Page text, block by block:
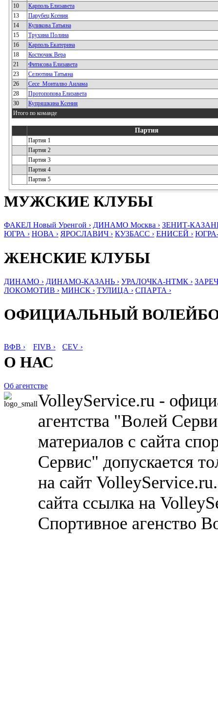
10
Карполь Елизавета
13
Парубец Ксения
14
Куликова Татьяна
15
Трухина Полина
16
Карполь Екатерина
18
Костючик Вера
21
Фитисова Елизавета
23
Селютина Татьяна
26
Сесе_Монталво Аилама
28
Протопопова Елизавета
30
Купряшкина Ксения
Итого по команде
Партия
Партия 1
Партия 2
Партия 3
Партия 4
Партия 5
МУЖСКИЕ КЛУБЫ
ФАКЕЛ Новый Уренгой › ДИНАМО Москва › ЗЕНИТ-
ЮГРА › НОВА › ЯРОСЛАВИЧ › КУЗБАСС › ЕНИСЕЙ ›
ЖЕНСКИЕ КЛУБЫ
ДИНАМО › ДИНАМО-КАЗАНЬ › УРАЛОЧКА-НТМК ›
ЛОКОМОТИВ › МИНСК › ТУЛИЦА › СПАРТА ›
ОФИЦИАЛЬНЫЙ
ВФВ › FIVB › CEV ›
О НАС
Об агентстве
VolleyService.ru -
агентства "Волей
материалов с сайта
Сервис" допускается
на сайт
сайта ссылка на
Спортивное агенство